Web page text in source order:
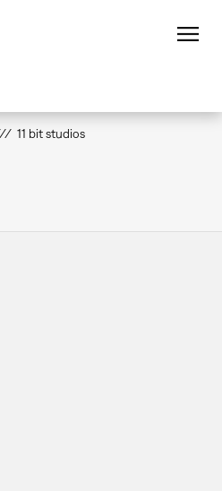
11 bit studios